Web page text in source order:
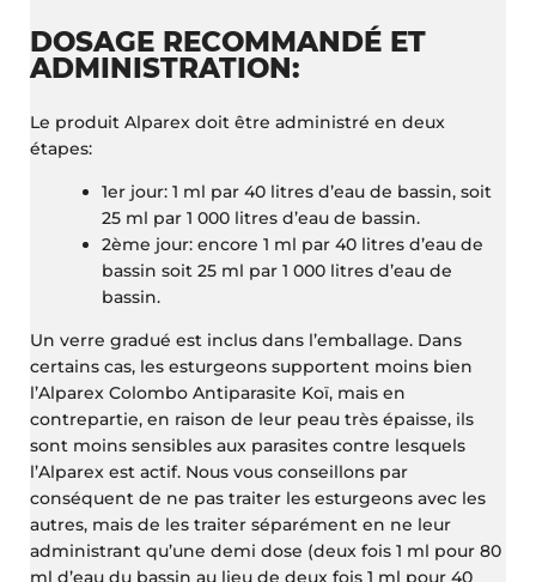
DOSAGE RECOMMANDÉ ET
ADMINISTRATION:
Le produit Alparex doit être administré en deux
étapes:
1er jour: 1 ml par 40 litres d’eau de bassin, soit
25 ml par 1 000 litres d’eau de bassin.
2ème jour: encore 1 ml par 40 litres d’eau de
bassin soit 25 ml par 1 000 litres d’eau de
bassin.
Un verre gradué est inclus dans l’emballage. Dans
certains cas, les esturgeons supportent moins bien
l’Alparex Colombo Antiparasite Koï, mais en
contrepartie, en raison de leur peau très épaisse, ils
sont moins sensibles aux parasites contre lesquels
l’Alparex est actif. Nous vous conseillons par
conséquent de ne pas traiter les esturgeons avec les
autres, mais de les traiter séparément en ne leur
administrant qu’une demi dose (deux fois 1 ml pour 80
ml d’eau du bassin au lieu de deux fois 1 ml pour 40